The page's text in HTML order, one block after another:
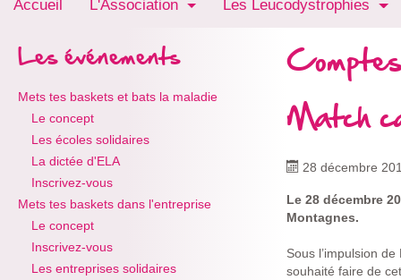
Accueil L'Association Les Leucodystrophies
Les événements
Mets tes baskets et bats la maladie
Le concept
Les écoles solidaires
La dictée d'ELA
Inscrivez-vous
Mets tes baskets dans l'entreprise
Le concept
Inscrivez-vous
Les entreprises solidaires
Match
28 décembre
Le 28 décembre
Montagnes.
Sous l’impulsion
souhaité faire de